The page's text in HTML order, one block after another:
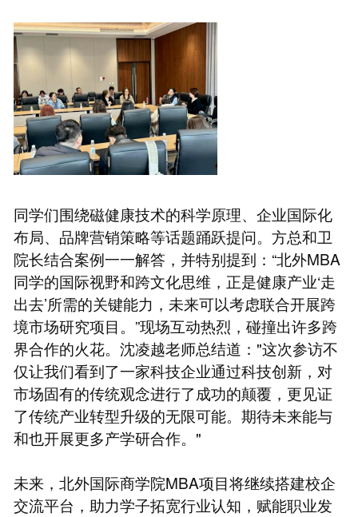
同学们围绕磁健康技术的科学原理、企业国际化
布局、品牌营销策略等话题踊跃提问。方总和卫
院长结合案例一一解答，并特别提到：“北外MBA
同学的国际视野和跨文化思维，正是健康产业‘走
出去’所需的关键能力，未来可以考虑联合开展跨
境市场研究项目。”现场互动热烈，碰撞出许多跨
界合作的火花。沈凌越老师总结道："这次参访不
仅让我们看到了一家科技企业通过科技创新，对
市场固有的传统观念进行了成功的颠覆，更见证
了传统产业转型升级的无限可能。期待未来能与
和也开展更多产学研合作。"
未来，北外国际商学院MBA项目将继续搭建校企
交流平台，助力学子拓宽行业认知，赋能职业发